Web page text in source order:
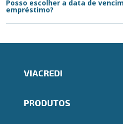
Posso escolher a data de
empréstimo?
VIACREDI
Indique um amigo
PRODUTOS